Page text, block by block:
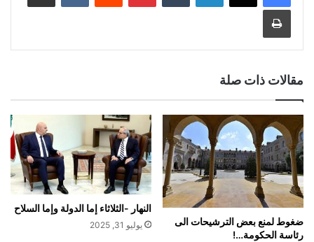
طباعة
مقالات ذات صلة
ضغوط لمنع بعض الترشيحات الى
رئاسة الحكومة…!
النهار -الثلاثاء إما الدولة وإما السلاح
يوليو 31, 2025